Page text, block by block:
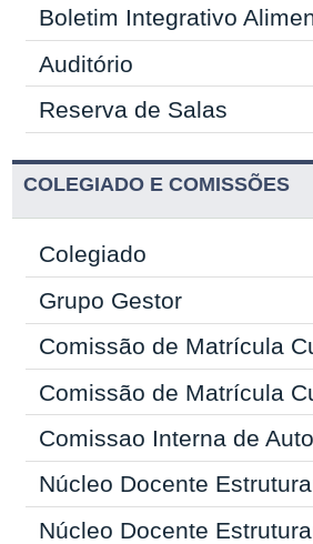
Boletim Integrativo
Auditório
Reserva de Salas
COLEGIADO E COMISSÕES
Colegiado
Grupo Gestor
Comissão de Matrícula
Comissão de Matrícula
Comissao Interna de
Núcleo Docente
Núcleo Docente